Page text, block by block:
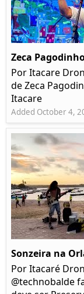
Zeca
Por Itacare
de Zeca
Itacare
Added October 4,
Sonzeira na
Por Itacaré
@technobalde